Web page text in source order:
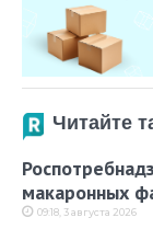
Читайте
макаронных
09:18, 3 августа 2026